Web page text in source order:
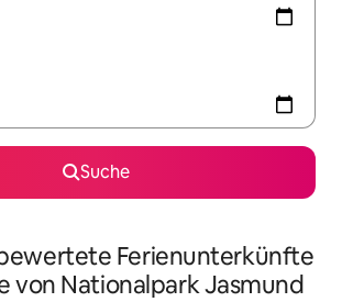
Suche
Ferienunterkünfte
von Nationalpark Jasmund